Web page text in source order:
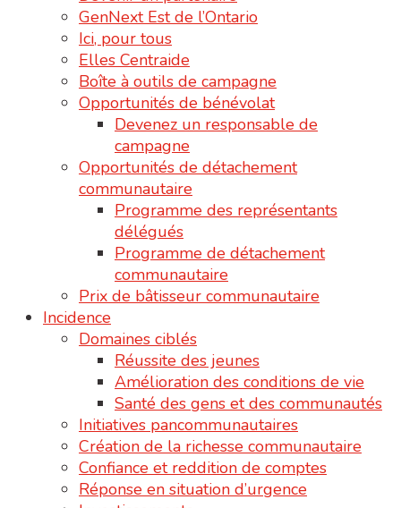
GenNext Est de l’Ontario
Ici, pour tous
Elles Centraide
Boîte à outils de campagne
Opportunités de bénévolat
Devenez un responsable de
campagne
Opportunités de détachement
communautaire
Programme des représentants
délégués
Programme de détachement
communautaire
Prix de bâtisseur communautaire
Incidence
Domaines ciblés
Réussite des jeunes
Amélioration des conditions de vie
Santé des gens et des communautés
Initiatives pancommunautaires
Création de la richesse communautaire
Confiance et reddition de comptes
Réponse en situation d’urgence